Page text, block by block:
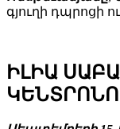
գյուղի դպրոցի
ԻԼԻԱ